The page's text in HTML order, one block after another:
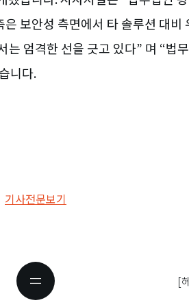
보안성 측면에서 타 솔루션 대
엄격한 선을 긋고 있다” 며 “법
니다.
기사전문보기